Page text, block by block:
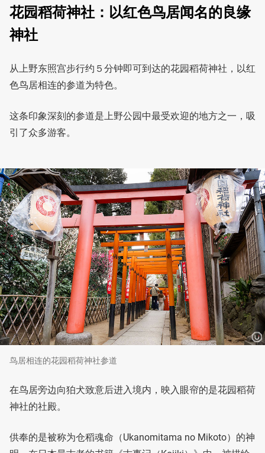
花园稻荷神社：以红色鸟居闻名的良缘
神社
从上野东照宫步行约５分钟即可到达的花园稻荷神社，以红
色鸟居相连的参道为特色。
这条印象深刻的参道是上野公园中最受欢迎的地方之一，吸
引了众多游客。
鸟居相连的花园稻荷神社参道
在鸟居旁边向狛犬致意后进入境内，映入眼帘的是花园稻荷
神社的社殿。
供奉的是被称为仓稻魂命（Ukanomitama no Mikoto）的神